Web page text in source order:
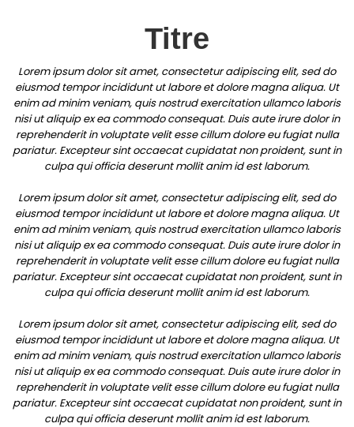
Titre
Lorem ipsum dolor sit amet, consectetur adipiscing elit, sed do
eiusmod tempor incididunt ut labore et dolore magna aliqua. Ut
enim ad minim veniam, quis nostrud exercitation ullamco laboris
nisi ut aliquip ex ea commodo consequat. Duis aute irure dolor in
reprehenderit in voluptate velit esse cillum dolore eu fugiat nulla
pariatur. Excepteur sint occaecat cupidatat non proident, sunt in
culpa qui officia deserunt mollit anim id est laborum.
Lorem ipsum dolor sit amet, consectetur adipiscing elit, sed do
eiusmod tempor incididunt ut labore et dolore magna aliqua. Ut
enim ad minim veniam, quis nostrud exercitation ullamco laboris
nisi ut aliquip ex ea commodo consequat. Duis aute irure dolor in
reprehenderit in voluptate velit esse cillum dolore eu fugiat nulla
pariatur. Excepteur sint occaecat cupidatat non proident, sunt in
culpa qui officia deserunt mollit anim id est laborum.
Lorem ipsum dolor sit amet, consectetur adipiscing elit, sed do
eiusmod tempor incididunt ut labore et dolore magna aliqua. Ut
enim ad minim veniam, quis nostrud exercitation ullamco laboris
nisi ut aliquip ex ea commodo consequat. Duis aute irure dolor in
reprehenderit in voluptate velit esse cillum dolore eu fugiat nulla
pariatur. Excepteur sint occaecat cupidatat non proident, sunt in
culpa qui officia deserunt mollit anim id est laborum.